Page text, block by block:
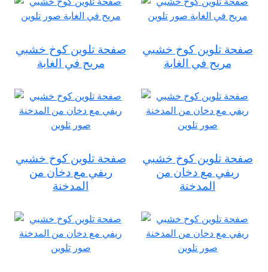
صفحة تلوين كوخ خشبي
مريح في الغابة
صفحة تلوين كوخ خشبي
مريح في الغابة
صفحة تلوين كوخ خشبي
ريفي مع دخان من
المدخنة
صفحة تلوين كوخ خشبي
ريفي مع دخان من
المدخنة